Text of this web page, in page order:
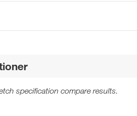
specification compare results.